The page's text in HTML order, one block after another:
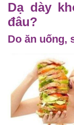
Dạ dày
đâu?
Do ăn uống,